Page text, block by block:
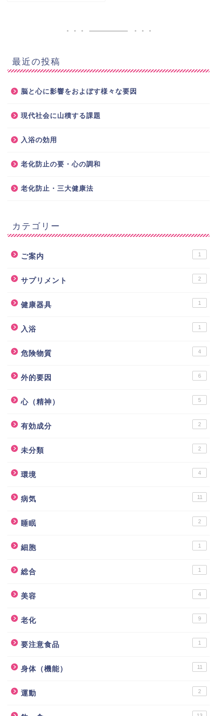
最近の投稿
脳と心に影響をおよぼす様々な要因
現代社会に山積する課題
入浴の効用
老化防止の要・心の調和
老化防止・三大健康法
カテゴリー
ご案内 1
サプリメント 2
健康器具 1
入浴 1
危険物質 4
外的要因 6
心（精神） 5
有効成分 2
未分類 2
環境 4
病気 11
睡眠 2
細胞 1
総合 1
美容 4
老化 9
要注意食品 1
身体（機能） 11
運動 2